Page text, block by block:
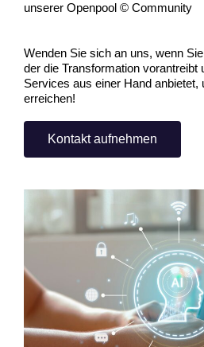
unserer Openpool © Community
Wenden Sie sich an uns, wenn
der die Transformation vorantreibt
Services aus einer Hand anbietet,
erreichen!
Kontakt aufnehmen